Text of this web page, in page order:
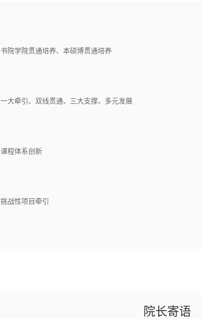
书院学院贯通培养、本硕博贯通培养
一大牵引、双线贯通、三大支撑、多元发展
课程体系创新
挑战性项目牵引
院长寄语